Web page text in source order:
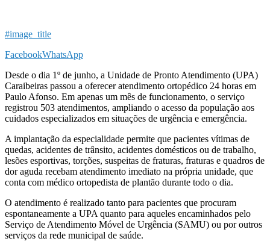
#image_title
FacebookWhatsApp
Desde o dia 1º de junho, a Unidade de Pronto Atendimento (UPA)
Caraibeiras passou a oferecer atendimento ortopédico 24 horas em
Paulo Afonso. Em apenas um mês de funcionamento, o serviço
registrou 503 atendimentos, ampliando o acesso da população aos
cuidados especializados em situações de urgência e emergência.
A implantação da especialidade permite que pacientes vítimas de
quedas, acidentes de trânsito, acidentes domésticos ou de trabalho,
lesões esportivas, torções, suspeitas de fraturas, fraturas e quadros de
dor aguda recebam atendimento imediato na própria unidade, que
conta com médico ortopedista de plantão durante todo o dia.
O atendimento é realizado tanto para pacientes que procuram
espontaneamente a UPA quanto para aqueles encaminhados pelo
Serviço de Atendimento Móvel de Urgência (SAMU) ou por outros
serviços da rede municipal de saúde.